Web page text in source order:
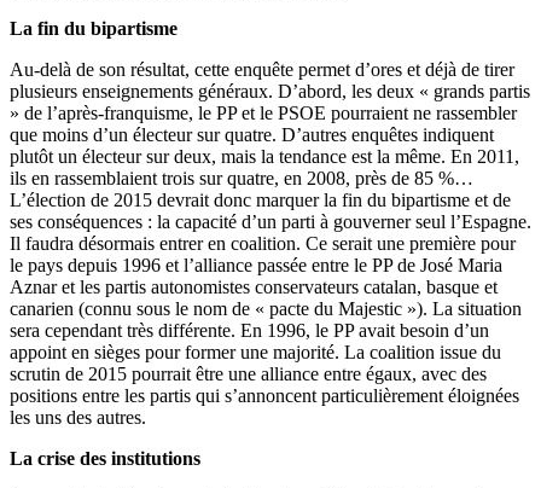
La fin du bipartisme
Au-delà de son résultat, cette enquête permet d’ores et déjà de tirer
plusieurs enseignements généraux. D’abord, les deux « grands partis
» de l’après-franquisme, le PP et le PSOE pourraient ne rassembler
que moins d’un électeursur quatre. D’autres enquêtes indiquent
plutôt un électeursur deux, mais la tendance est la même. En 2011,
ils en rassemblaient trois sur quatre, en 2008, près de 85 %…
L’élection de 2015 devrait donc marquerla fin du bipartisme et de
ses conséquences : la capacité d’un parti à gouvernerseul l’Espagne.
Il faudra désormais entreren coalition. Ce serait une première pour
le pays depuis 1996 et l’alliance passée entre le PP de José Maria
Aznaret les partis autonomistes conservateurs catalan, basque et
canarien (connu sous le nom de « pacte du Majestic »). La situation
sera cependant très différente. En 1996, le PPavait besoin d’un
appoint en sièges pour former une majorité. La coalition issue du
scrutin de 2015 pourrait être une alliance entre égaux, avec des
positions entre les partis qui s’annoncent particulièrement éloignées
les uns des autres.
La crise des institutions